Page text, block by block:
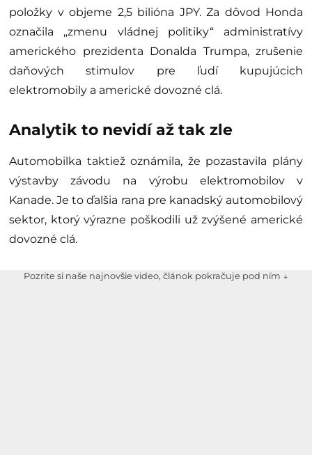
položky v objeme 2,5 bilióna JPY. Za dôvod Honda
označila „zmenu vládnej politiky“ administratívy
amerického prezidenta Donalda Trumpa, zrušenie
daňových stimulov pre ľudí kupujúcich
elektromobily a americké dovozné clá.
Analytik to nevidí až tak zle
Automobilka taktiež oznámila, že pozastavila plány
výstavby závodu na výrobu elektromobilov v
Kanade. Je to ďalšia rana pre kanadský automobilový
sektor, ktorý výrazne poškodili už zvýšené americké
dovozné clá.
Pozrite si naše najnovšie video, článok pokračuje pod ním ↓